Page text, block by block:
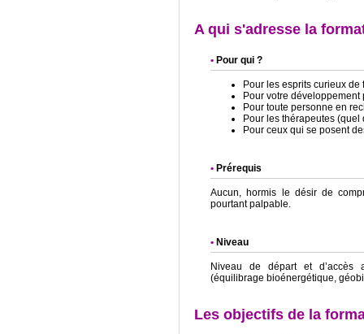
A qui s'adresse la
Pour qui ?
Pour les esprits curieux
Pour votre développement
Pour toute personne en
Pour les thérapeutes
Pour ceux qui se posent
Prérequis
Aucun, hormis le désir de
pourtant palpable.
Niveau
Niveau de départ et d’accès
(équilibrage bioénergétique,
Les objectifs de la